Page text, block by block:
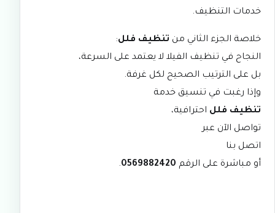
خدمات التنظيف.
خلاصة الجزء الثاني من تنظيف فلل:
النجاح في تنظيف الفيلا لا يعتمد على السرعة،
بل على الترتيب الصحيح لكل غرفة.
وإذا رغبت في تنسيق خدمة
تنظيف فلل احترافية،
تواصل الآن عبر
اتصل بنا
أو مباشرة على الرقم 0569882420
.